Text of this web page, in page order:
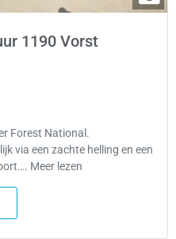
1190 Vorst
Forest National.
via een zachte helling en een
Meer lezen